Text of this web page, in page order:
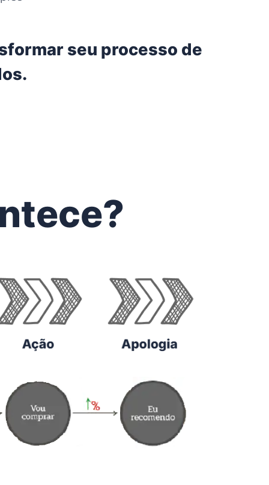
seu processo de